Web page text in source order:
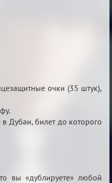
очки (35 штук),
Дубаи, билет до которого
вы «дублируете» любой